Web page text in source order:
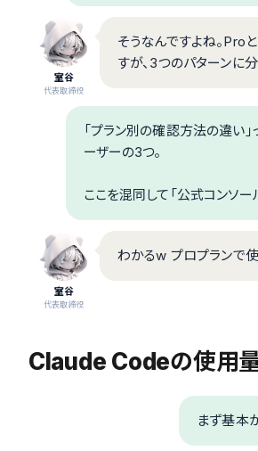
室谷
代表取締役
そうなんですよね。Pro
すが、3つのパターンに
「プラン別の確認方法の違い
ーザーの3つ。
ここを混同して「公式コンソ
室谷
代表取締役
わかるw プロプランで
Claude Codeの使用
まず基本